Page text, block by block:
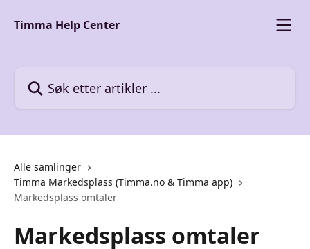
Timma Help Center
Alle samlinger
Timma Markedsplass (Timma.no & Timma app)
Markedsplass omtaler
Markedsplass omtaler